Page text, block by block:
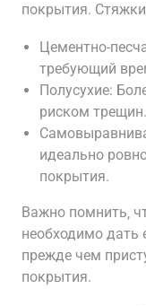
покрытия.
Цементно-
требующий
Полусухие:
риском трещин.
идеально
покрытия.
Важно помнить‚
необходимо дать
прежде чем
покрытия.